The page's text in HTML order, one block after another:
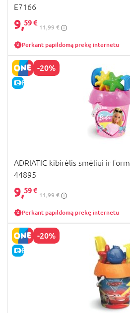
E7166
9,59 €
11,99 €
Perkant papildomą prekę internetu
-20%
E-KAINA
ADRIATIC kibirėlis smėliui ir
44895
9,59 €
11,99 €
Perkant papildomą prekę internetu
-20%
E-KAINA